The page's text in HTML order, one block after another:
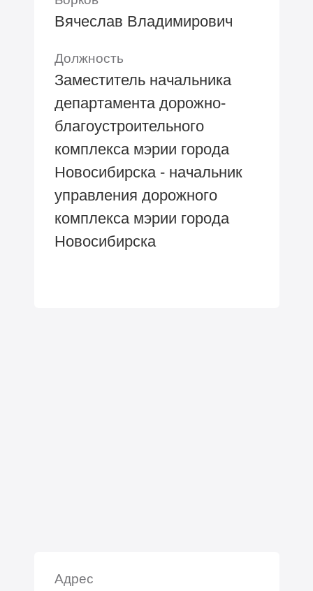
Вячеслав Владимирович
Должность
Заместитель начальника
департамента дорожно-
благоустроительного
комплекса мэрии города
Новосибирска - начальник
управления дорожного
комплекса мэрии города
Новосибирска
Адрес